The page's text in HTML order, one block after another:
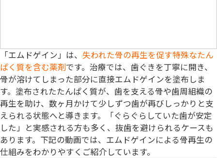
「エムドゲイン」は、 失われた骨の再生を促す特殊なたん
ぱく質を含む薬剤です。治療では、歯ぐきを丁寧に開き、
骨が溶けてしまった部分に直接エムドゲインを塗布しま
す。塗布されたたんぱく質が、歯を支える骨や歯周組織の
再生を助け、数ヶ月かけて少しずつ歯が再びしっかりと支
えられる状態へと導きます。「ぐらぐらしていた歯が安定
した」と実感される方も多く、抜歯を避けられるケースも
あります。下記の動画では、エムドゲインによる骨再生の
仕組みをわかりやすくご紹介しています。